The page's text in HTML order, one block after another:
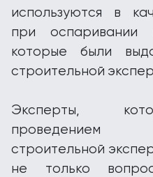
используются в
при оспаривании
которые были
строительной
Эксперты,
проведением
строительной
не только